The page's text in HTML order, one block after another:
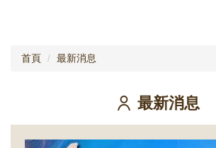
首頁 最新消息
最新消息